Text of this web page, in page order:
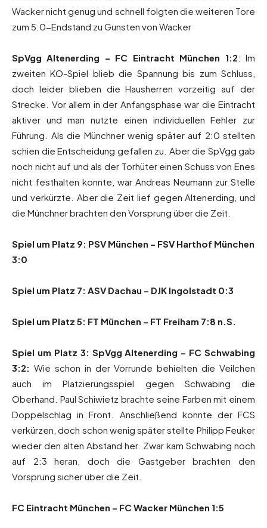
Wacker nicht genug und schnell folgten die weiteren Tore
zum 5:0-Endstand zu Gunsten von Wacker
SpVgg Altenerding – FC Eintracht München 1:2: Im
zweiten KO-Spiel blieb die Spannung bis zum Schluss,
doch leider blieben die Hausherren vorzeitig auf der
Strecke. Vor allem in der Anfangsphase war die Eintracht
aktiver und man nutzte einen individuellen Fehler zur
Führung. Als die Münchner wenig später auf 2:0 stellten
schien die Entscheidung gefallen zu. Aber die SpVgg gab
noch nicht auf und als der Torhüter einen Schuss von Enes
nicht festhalten konnte, war Andreas Neumann zur Stelle
und verkürzte. Aber die Zeit lief gegen Altenerding, und
die Münchner brachten den Vorsprung über die Zeit.
Spiel um Platz 9: PSV München – FSV Harthof München
3:0
Spiel um Platz 7: ASV Dachau – DJK Ingolstadt 0:3
Spiel um Platz 5: FT München – FT Freiham 7:8 n.S.
Spiel um Platz 3: SpVgg Altenerding – FC Schwabing
3:2: Wie schon in der Vorrunde behielten die Veilchen
auch im Platzierungsspiel gegen Schwabing die
Oberhand. Paul Schiwietz brachte seine Farben mit einem
Doppelschlag in Front. Anschließend konnte der FCS
verkürzen, doch schon wenig später stellte Philipp Feuker
wieder den alten Abstand her. Zwar kam Schwabing noch
auf 2:3 heran, doch die Gastgeber brachten den
Vorsprung sicher über die Zeit.
FC Eintracht München – FC Wacker München 1:5